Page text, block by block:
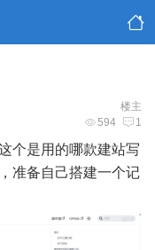
楼主
594 1
个是用的哪款建站写
准备自己搭建一个记